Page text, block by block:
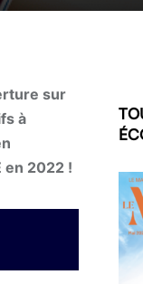
sur
à
en 2022 !